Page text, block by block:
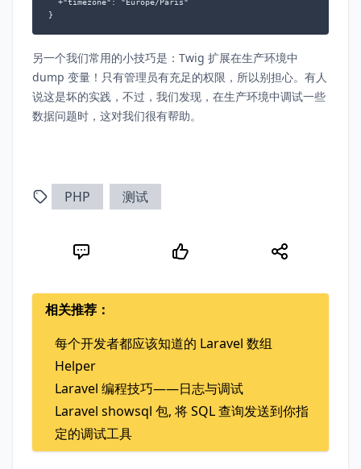
  +"timezone": "Europe/Paris"
}
另一个我们常用的小技巧是：Twig 扩展在生产环境中
dump 变量！只有管理员有充足的权限，所以别担心。有人
说这是坏的实践，不过，我们发现，在生产环境中调试一些
数据问题时，这对我们很有帮助。
PHP 测试
相关推荐：
每个开发者都应该知道的 Laravel 数组
Helper
Laravel 编程技巧——日志与调试
Laravel showsql 包, 将 SQL 查询发送到你指
定的调试工具